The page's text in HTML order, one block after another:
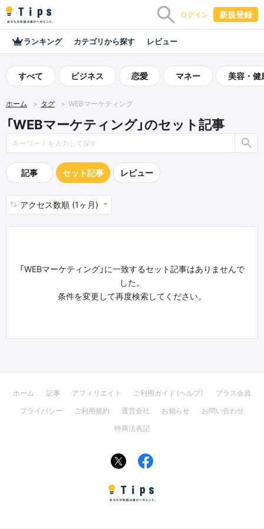
ログイン 新規登録
ランキング カテゴリから探す レビュー
すべて ビジネス 恋愛 マネー 美容・健
ホーム タグ WEBマーケティング
「WEBマーケティング」のセット記事
記事 セット記事 レビュー
アクセス数順 (1ヶ月)
「WEBマーケティング」に一致するセット記事はありませんで
した。
条件を変更して再度検索してください。
ホーム 記事 アフィリエイト ご利用ガイド（ヘルプ）
プラス会員
プライバシー
ご利用規約 運営会社 お知らせ
お問い合わせ
特商法表記